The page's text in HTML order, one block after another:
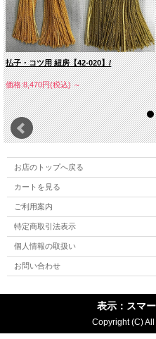
払子・コツ用 紐房【42-020】/
価格:8,470円(税込)～
お店のトップへ戻る
カートを見る
ご利用案内
特定商取引法表示
個人情報の取扱い
お問い合わせ
表示：スマ
Copyright (C)